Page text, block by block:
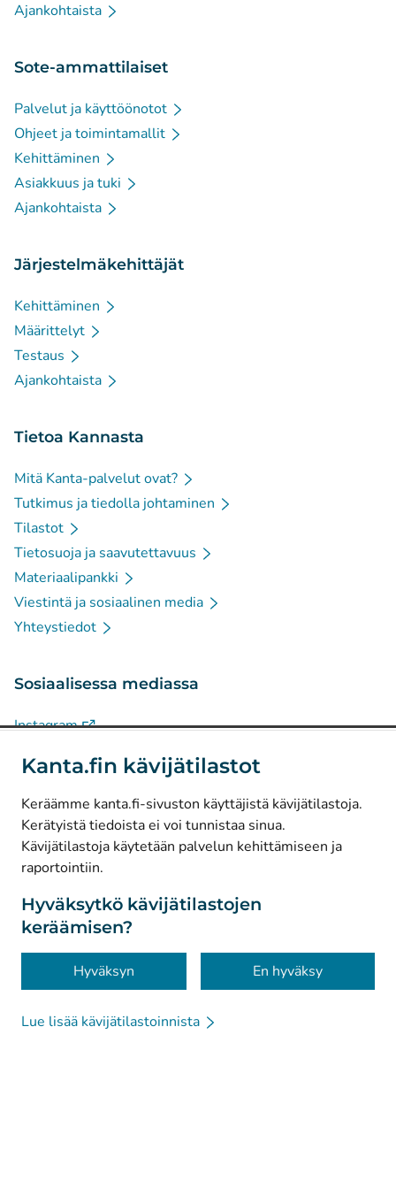
Kanta.fin kävijätilastot
Keräämme kanta.fi-sivuston käyttäjistä kävijätilastoja.
Kerätyistä tiedoista ei voi tunnistaa sinua.
Kävijätilastoja käytetään palvelun kehittämiseen ja
raportointiin.
Hyväksytkö kävijätilastojen
keräämisen?
Hyväksyn En hyväksy
Lue lisää kävijätilastoinnista
Ajankohtaista
Sote-ammattilaiset
Palvelut ja käyttöönotot
Ohjeet ja toimintamallit
Kehittäminen
Asiakkuus ja tuki
Ajankohtaista
Järjestelmäkehittäjät
Kehittäminen
Määrittelyt
Testaus
Ajankohtaista
Tietoa Kannasta
Mitä Kanta-palvelut ovat?
Tutkimus ja tiedolla johtaminen
Tilastot
Tietosuoja ja saavutettavuus
Materiaalipankki
Viestintä ja sosiaalinen media
Yhteystiedot
Sosiaalisessa mediassa
Instagram(Avautuu uuteen välilehteen)
Facebook(Avautuu uuteen välilehteen)
© Kanta-Palvelut, Kansaneläkelaitos
Tietosuoja
Tietoa sivustosta
Saavutettavuus
Evästeet